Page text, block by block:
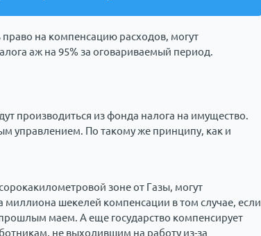
на компенсацию расходов, могут
аж на 95% за оговариваемый период.
производиться из фонда налога на имущество.
управлением. По такому же принципу, как и
зоне от Газы, могут
миллиона шекелей компенсации в том случае, если
маем. А еще государство компенсирует
не выходившим на работу из-за